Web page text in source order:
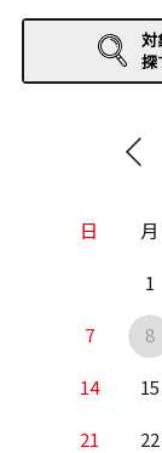
イベントレポート
対
探
日 月
1
7 8
14 15
21 22